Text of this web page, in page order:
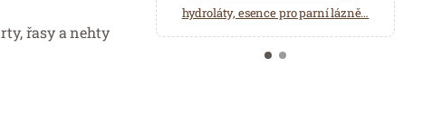
řasy a nehty
hydroláty, esence pro parní lázně…
Wellness a Balneo centru.